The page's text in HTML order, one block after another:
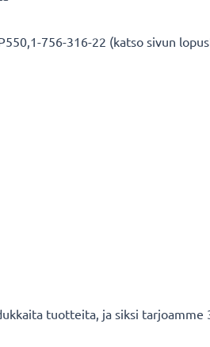
756-316-22 (katso sivun
tuotteita, ja siksi tarjoamme